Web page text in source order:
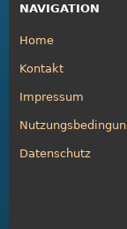
NAVIGATION
Home
Kontakt
Impressum
Datenschutz